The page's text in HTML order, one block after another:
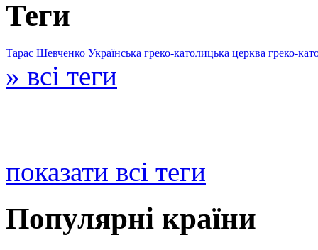
Теги
Тарас Шевченко Українська греко-католицька церква греко-
» всі теги
показати всі теги
Популярні країни